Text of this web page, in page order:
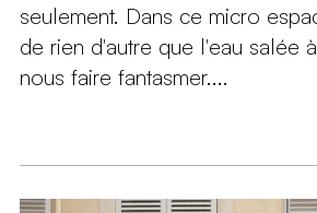
seulement. Dans ce micro
de rien d'autre que l'eau salée
nous faire fantasmer....